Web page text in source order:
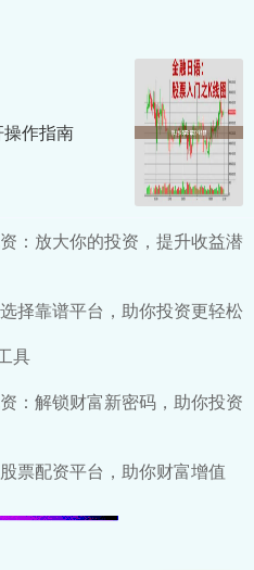
作指南
：放大你的投资，提升收益潜
择靠谱平台，助你投资更轻松
具
：解锁财富新密码，助你投资
票配资平台，助你财富增值